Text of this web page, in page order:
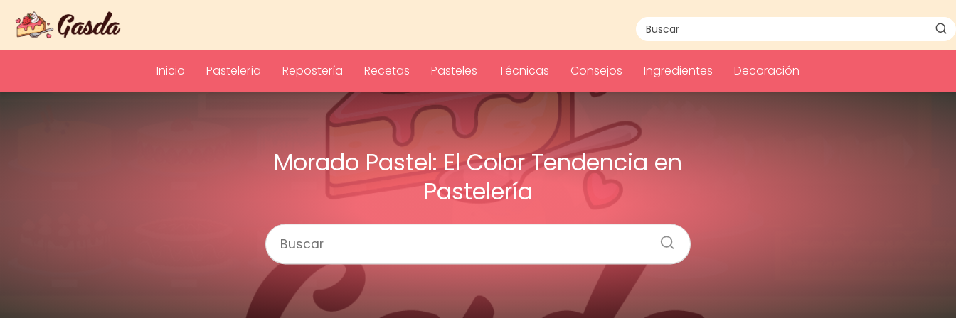
Inicio Pastelería Repostería Recetas Pasteles Técnicas Consejos Ingredientes Decoración
Morado Pastel: El Color Tendencia en
Pastelería